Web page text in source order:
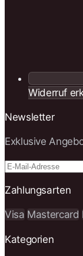
Widerruf
Newsletter
Exklusive
Zahlungsarten
Visa Mastercard
Kategorien